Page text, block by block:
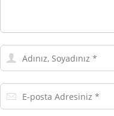
Adınız,
Soyadınız
E-
posta